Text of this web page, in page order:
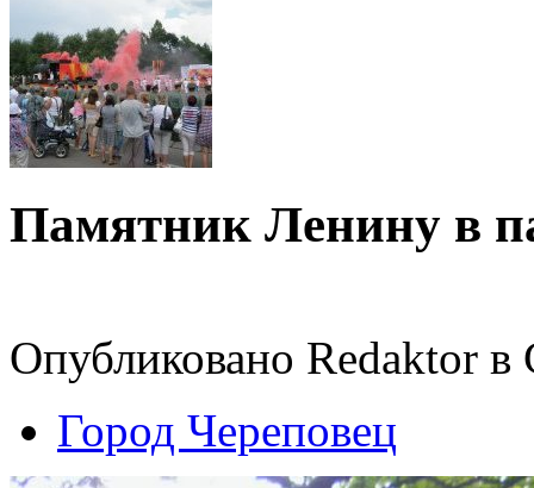
Памятник Ленину в
Опубликовано Redaktor
Город Череповец